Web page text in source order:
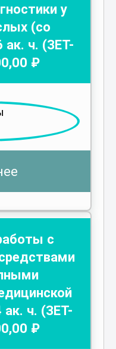
у
(со
ак. ч. (ЗЕТ-
,00 ₽
с
ак. ч. (ЗЕТ-
,00 ₽